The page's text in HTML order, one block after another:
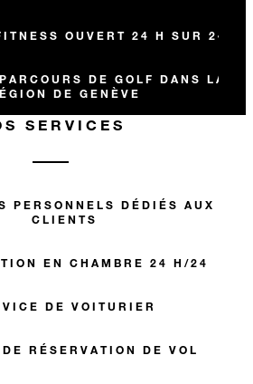
OUVERT 24 H SUR 24
DE GOLF DANS LA
DE GENÈVE
SERVICES
PERSONNELS DÉDIÉS AUX
CLIENTS
EN CHAMBRE 24 H/24
DE VOITURIER
RÉSERVATION DE VOL